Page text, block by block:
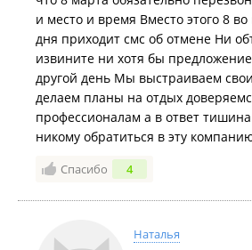
пребывания в терминале
иностранных граждан из
требуется какое-то время.
экскурсию происходила сразу
отправления, поэтому и
Тем не менее мы приняли к
замечания и будем стараться
усовершенствованием.
Благодарим Вас за понимание
увидеть в списке наших гостей!
С уважением, экскурсионная
и место и время Вместо этого 8
дня приходит смс об отмене Ни
извините ни хотя бы
другой день Мы выстраиваем
делаем планы на отдых
профессионалам а в ответ
никому обратиться в эту
Спасибо 4
Наталья